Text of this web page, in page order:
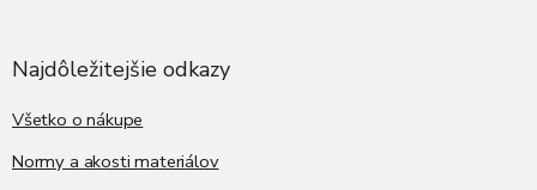
Najdôležitejšie odkazy
Všetko o nákupe
Normy a akosti materiálov